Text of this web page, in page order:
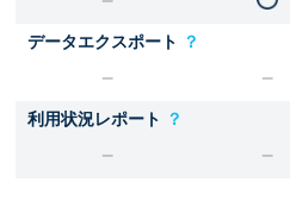
データエクスポート ？
利用状況レポート ？